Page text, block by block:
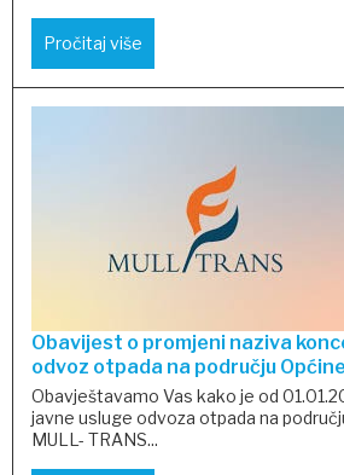
Pročitaj više
Obavijest o promjeni naziva
odvoz otpada na području
Obavještavamo Vas kako je od
javne usluge odvoza otpada na
MULL- TRANS...